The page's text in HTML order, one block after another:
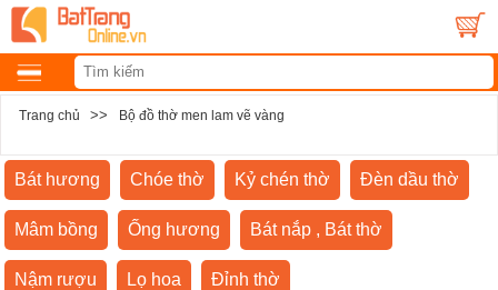
Trang chủ >> Bộ đồ thờ men lam vẽ vàng
Bát hương Chóe thờ Kỷ chén thờ Đèn dầu thờ
Mâm bồng Ống hương Bát nắp , Bát thờ
Nậm rượu Lọ hoa Đỉnh thờ